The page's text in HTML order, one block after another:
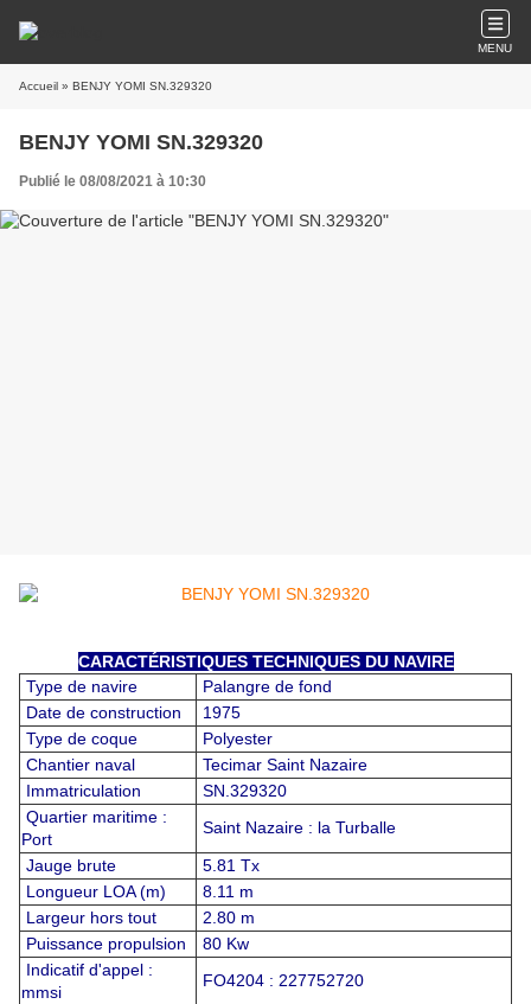
MENU
Accueil » BENJY YOMI SN.329320
BENJY YOMI SN.329320
Publié le 08/08/2021 à 10:30
CARACTÉRISTIQUES TECHNIQUES DU NAVIRE
Type de navire
Palangre de fond
Date de construction
1975
Type de coque
Polyester
Chantier naval
Tecimar Saint Nazaire
Immatriculation
SN.329320
Quartier maritime :
Port
Saint Nazaire : la Turballe
Jauge brute
5.81 Tx
Longueur LOA (m)
8.11 m
Largeur hors tout
2.80 m
Puissance propulsion
80 Kw
Indicatif d'appel :
mmsi
FO4204 : 227752720